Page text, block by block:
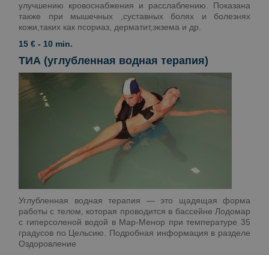
улучшению кровоснабжения и расслаблению. Показана
также при мышечных ,суставных болях и болезнях
кожи,таких как псориаз, дерматит,экзема и др.
15 € - 10 min.
ТИА (углубленная водная терапия)
Углубленная водная терапия — это щадящая форма
работы с телом, которая проводится в бассейне Лодомар
с гиперсоленой водой в Мар-Менор при температуре 35
градусов по Цельсию. Подробная информация в разделе
Оздоровление